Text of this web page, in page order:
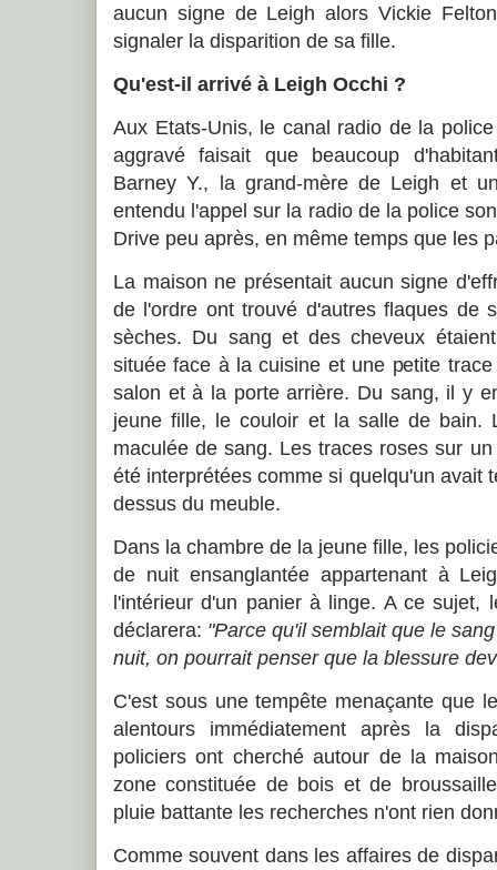
aucun signe de Leigh alors Vickie
signaler la disparition de sa fille.
Qu'est-il arrivé à Leigh Occhi ?
Aux Etats-Unis, le canal radio de la
aggravé faisait que beaucoup
Barney Y., la grand-mère de Leigh et
entendu l'appel sur la radio de la police
Drive peu après, en même temps que les
La maison ne présentait aucun signe
de l'ordre ont trouvé d'autres flaques de
sèches. Du sang et des cheveux
située face à la cuisine et une petite
salon et à la porte arrière. Du sang, il y
jeune fille, le couloir et la salle de bain.
maculée de sang. Les traces roses sur
été interprétées comme si quelqu'un avait
dessus du meuble.
Dans la chambre de la jeune fille, les
de nuit ensanglantée appartenant à
l'intérieur d'un panier à linge. A ce sujet,
déclarera: "Parce qu'il semblait que le
nuit, on pourrait penser que la blessure
C'est sous une tempête menaçante que
alentours immédiatement après la
policiers ont cherché autour de la
zone constituée de bois et de
pluie battante les recherches n'ont rien
Comme souvent dans les affaires de